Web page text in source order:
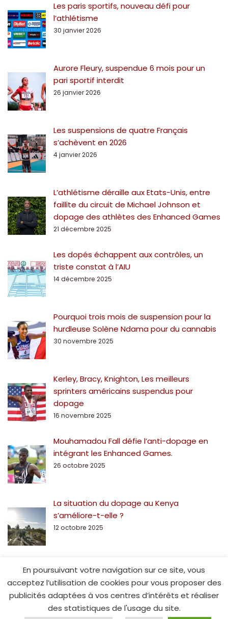
Les paris sportifs, nouveau défi pour
l’athlétisme
30 janvier 2026
Aurore Fleury, suspendue 6 mois pour un
pari sportif interdit
26 janvier 2026
Les suspensions de quatre Français
s’achèvent en 2026
4 janvier 2026
L’athlétisme déraille aux Etats-Unis, entre
faillite du circuit de Michael Johnson et
dopage des athlètes des Enhanced Games
21 décembre 2025
Les dopés échappent aux contrôles, un
triste constat à l’AIU
14 décembre 2025
Pourquoi trois mois de suspension pour la
hurdleuse Solène Ndama pour du cannabis
30 novembre 2025
Kerley, Bracy, Knighton, Les meilleurs
sprinters américains suspendus pour
dopage
16 novembre 2025
Mouhamadou Fall défie l’anti-dopage en
intégrant les Enhanced Games.
26 octobre 2025
La situation du dopage au Kenya
s’améliore-t-elle ?
12 octobre 2025
© Spe15.fr - 2014
En poursuivant votre navigation sur ce site, vous
acceptez l’utilisation de cookies pour vous proposer des
publicités adaptées à vos centres d’intérêts et réaliser
des statistiques de l'usage du site.